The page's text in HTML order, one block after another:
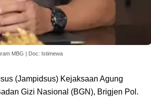
MBG | Doc: Istimewa
(Jampidsus) Kejaksaan Agung
Gizi Nasional (BGN), Brigjen Pol.